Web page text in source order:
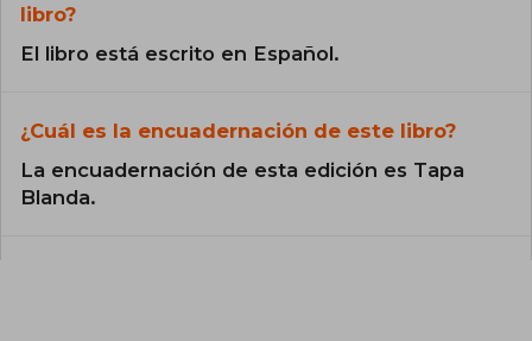
libro?
El libro está escrito en Español.
¿Cuál es la encuadernación de este libro?
La encuadernación de esta edición es Tapa
Blanda.